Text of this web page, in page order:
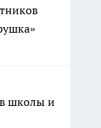
школы и